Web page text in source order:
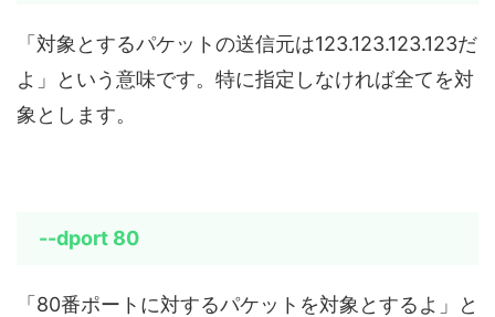
「対象とするパケットの送信元は123.123.123.123だ
よ」という意味です。特に指定しなければ全てを対
象とします。
--dport 80
「80番ポートに対するパケットを対象とするよ」と